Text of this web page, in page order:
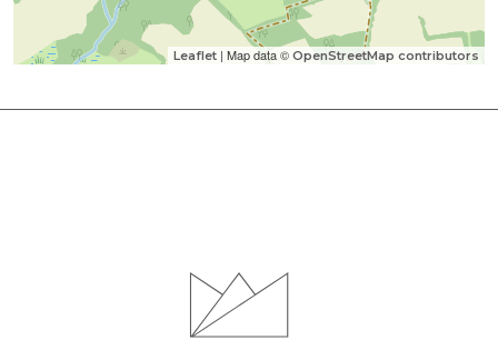
Leaflet | Map data © OpenStreetMap contributors